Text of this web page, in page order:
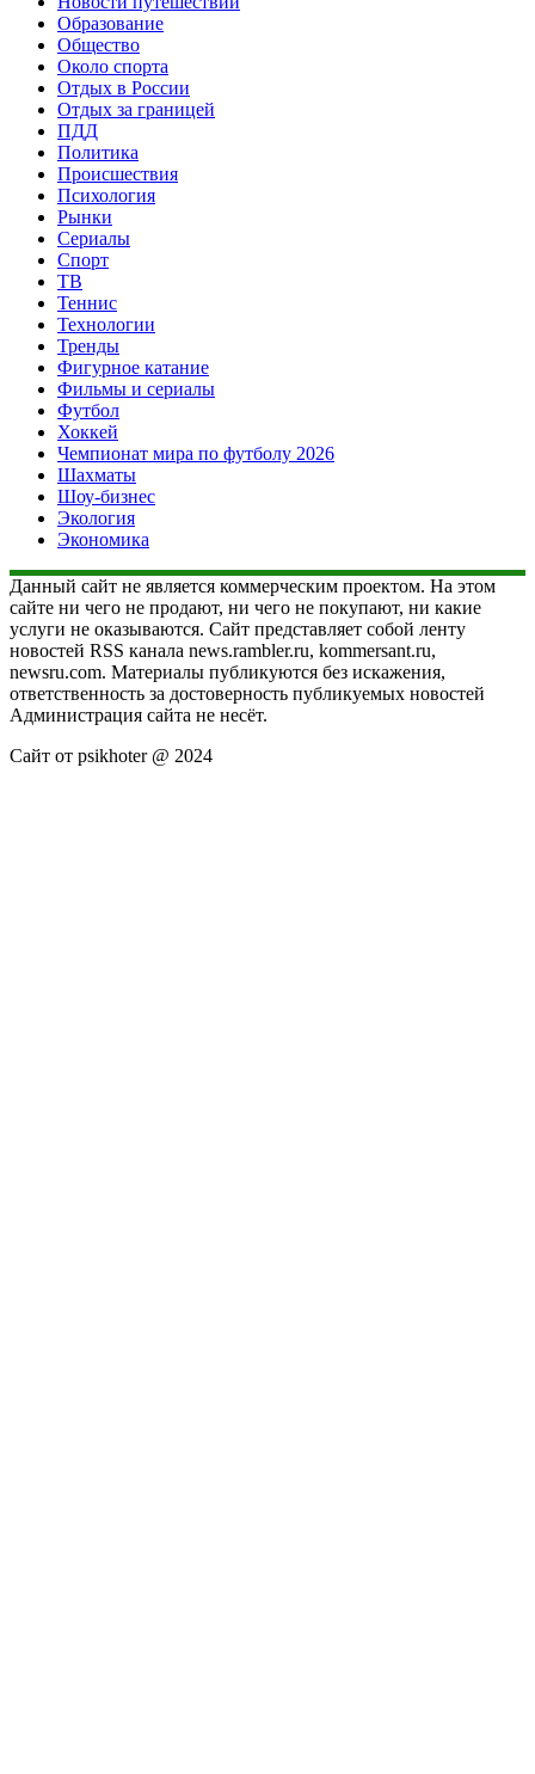
Образование
Общество
Около спорта
Отдых в России
Отдых за границей
ПДД
Политика
Происшествия
Психология
Рынки
Сериалы
Спорт
ТВ
Теннис
Технологии
Тренды
Фигурное катание
Фильмы и сериалы
Футбол
Хоккей
Чемпионат мира по футболу 2026
Шахматы
Шоу-бизнес
Экология
Экономика
Данный сайт не является коммерческим проектом. На этом
сайте ни чего не продают, ни чего не покупают, ни какие
услуги не оказываются. Сайт представляет собой ленту
новостей RSS канала news.rambler.ru, kommersant.ru,
newsru.com. Материалы публикуются без искажения,
ответственность за достоверность публикуемых новостей
Администрация сайта не несёт.
Сайт от psikhoter @ 2024